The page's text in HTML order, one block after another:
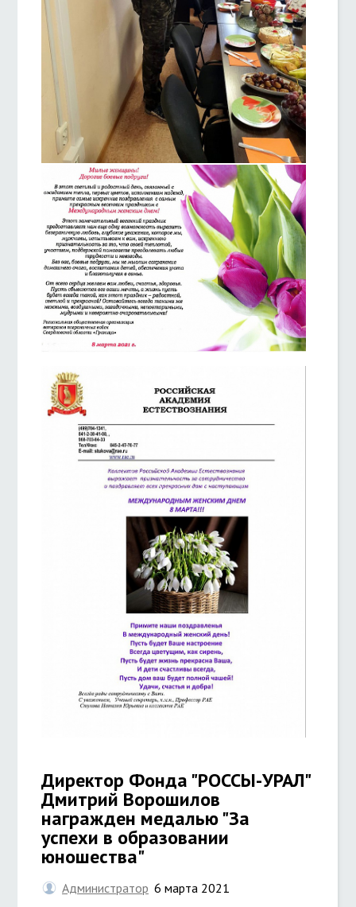
Директор Фонда "РОССЫ-УРАЛ"
Дмитрий Ворошилов
награжден медалью "За
успехи в образовании
юношества"
Администратор 6 марта 2021